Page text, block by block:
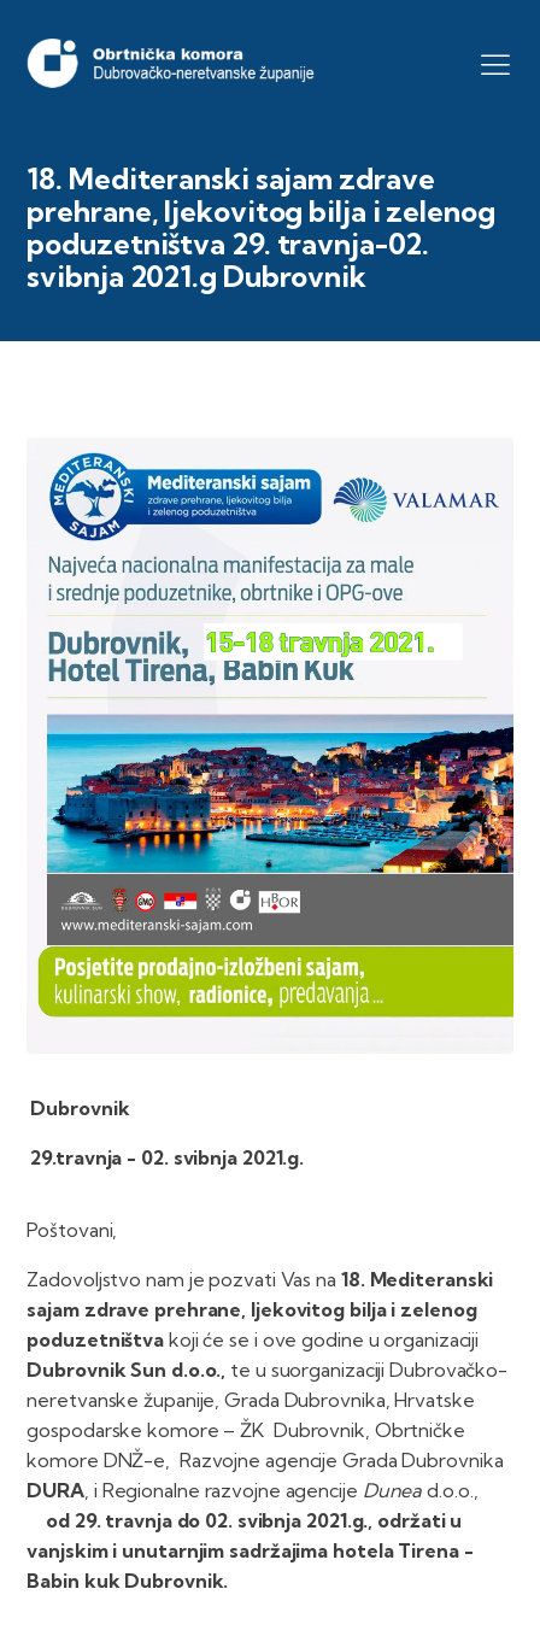
18. Mediteranski sajam zdrave
prehrane, ljekovitog bilja i zelenog
poduzetništva 29. travnja-02.
svibnja 2021.g Dubrovnik
Dubrovnik
29.travnja - 02. svibnja 2021.g.
Poštovani,
Zadovoljstvo nam je pozvati Vas na 18. Mediteranski
sajam zdrave prehrane, ljekovitog bilja i zelenog
poduzetništva koji će se i ove godine u organizaciji
Dubrovnik Sun d.o.o., te u suorganizaciji Dubrovačko-
neretvanske županije, Grada Dubrovnika, Hrvatske
gospodarske komore – ŽK Dubrovnik, Obrtničke
komore DNŽ-e, Razvojne agencije Grada Dubrovnika
DURA, i Regionalne razvojne agencije Dunea d.o.o.,
od 29. travnja do 02. svibnja 2021.g., održati u
vanjskim i unutarnjim sadržajima hotela Tirena -
Babin kuk Dubrovnik.